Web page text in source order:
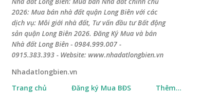
2026: Mua bán nhà đất quận Long Biên với các
dịch vụ: Môi giới nhà đất, Tư vấn đầu tư Bất động
sản quận Long Biên 2026. Đăng Ký Mua và bán
Nhà đất Long Biên - 0984.999.007 -
0915.383.393 - Website: www.nhadatlongbien.vn
Nhadatlongbien.vn
Trang chủ
Đăng ký Mua BĐS Thêm…